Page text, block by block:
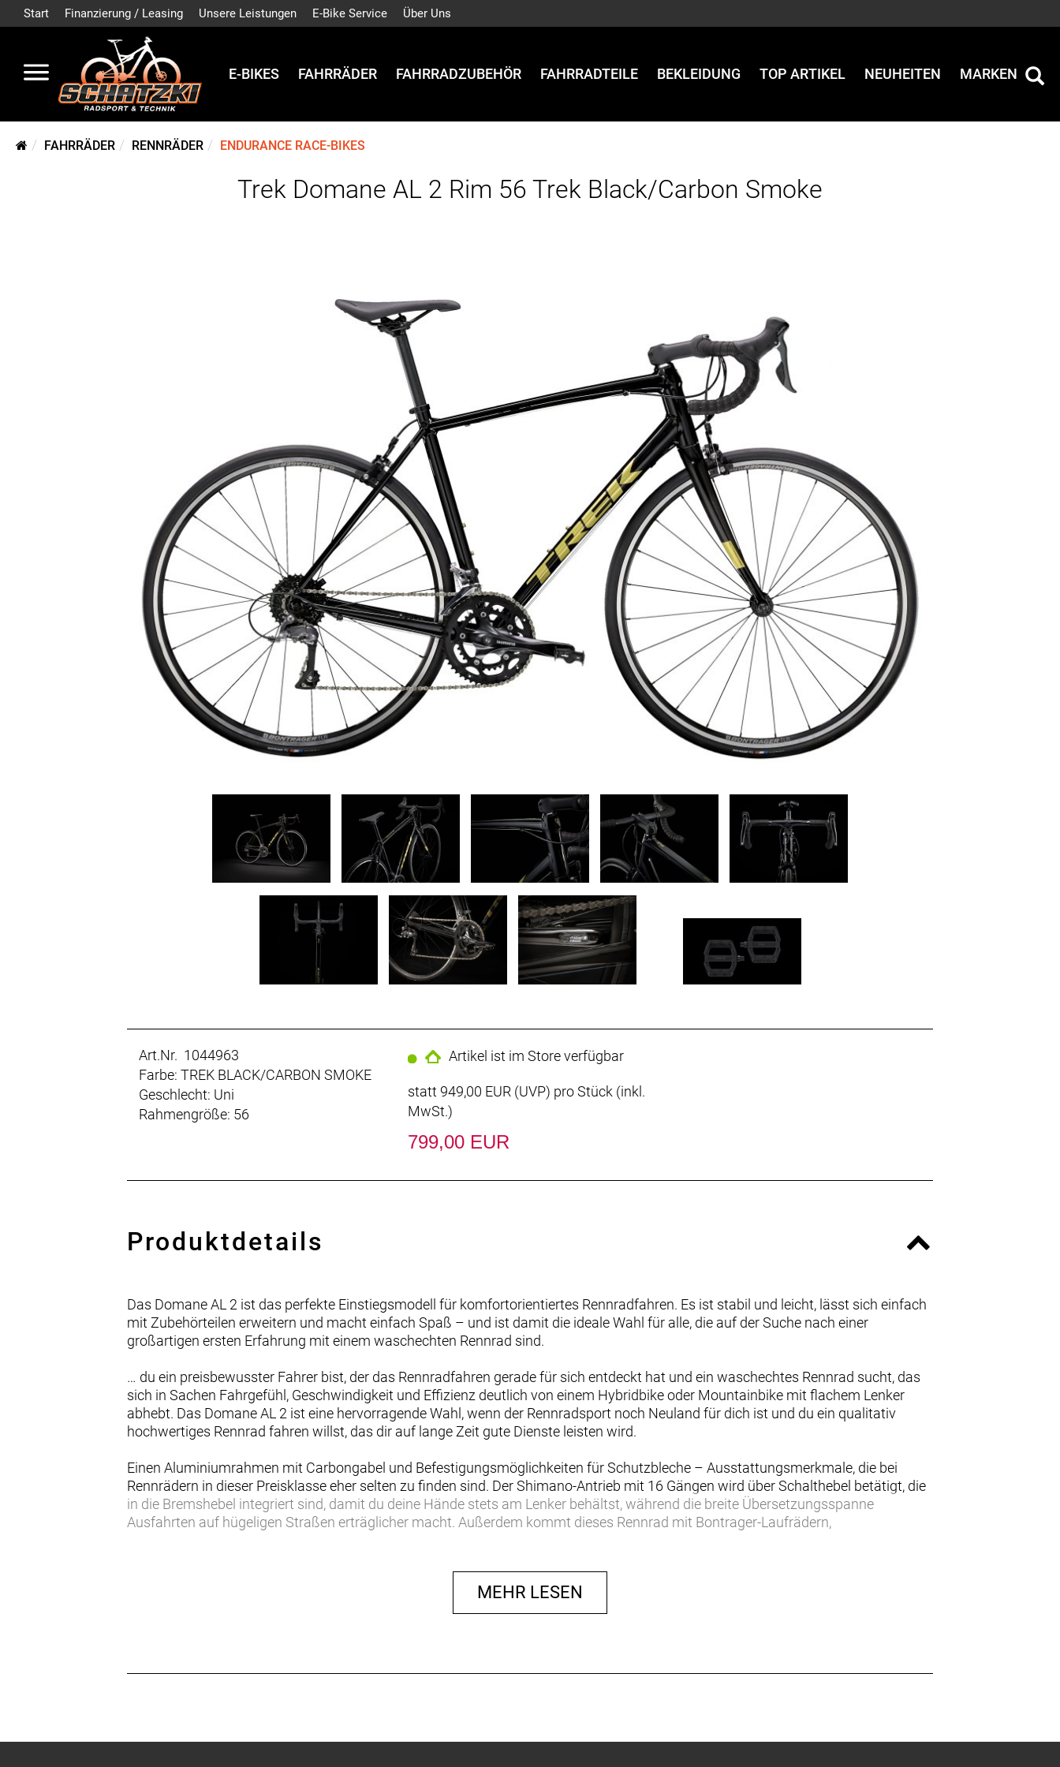
Start Finanzierung / Leasing Unsere Leistungen E-Bike Service Über Uns
E-BIKES FAHRRÄDER FAHRRADZUBEHÖR FAHRRADTEILE BEKLEIDUNG TOP ARTIKEL NEUHEITEN MARKEN
FAHRRÄDER RENNRÄDER ENDURANCE RACE-BIKES
Trek Domane AL 2 Rim 56 Trek Black/Carbon Smoke
Art.Nr. 1044963
Farbe: TREK BLACK/CARBON SMOKE
Geschlecht: Uni
Rahmengröße: 56
Artikel ist im Store verfügbar
statt 949,00 EUR (UVP) pro Stück (inkl.
MwSt.)
799,00 EUR
Produktdetails
Das Domane AL 2 ist das perfekte Einstiegsmodell für komfortorientiertes Rennradfahren. Es ist stabil und leicht, lässt sich einfach
mit Zubehörteilen erweitern und macht einfach Spaß – und ist damit die ideale Wahl für alle, die auf der Suche nach einer
großartigen ersten Erfahrung mit einem waschechten Rennrad sind.
… du ein preisbewusster Fahrer bist, der das Rennradfahren gerade für sich entdeckt hat und ein waschechtes Rennrad sucht, das
sich in Sachen Fahrgefühl, Geschwindigkeit und Effizienz deutlich von einem Hybridbike oder Mountainbike mit flachem Lenker
abhebt. Das Domane AL 2 ist eine hervorragende Wahl, wenn der Rennradsport noch Neuland für dich ist und du ein qualitativ
hochwertiges Rennrad fahren willst, das dir auf lange Zeit gute Dienste leisten wird.
Einen Aluminiumrahmen mit Carbongabel und Befestigungsmöglichkeiten für Schutzbleche – Ausstattungsmerkmale, die bei
Rennrädern in dieser Preisklasse eher selten zu finden sind. Der Shimano-Antrieb mit 16 Gängen wird über Schalthebel betätigt, die
in die Bremshebel integriert sind, damit du deine Hände stets am Lenker behältst, während die breite Übersetzungsspanne
Ausfahrten auf hügeligen Straßen erträglicher macht. Außerdem kommt dieses Rennrad mit Bontrager-Laufrädern,
Das Domane AL 2 markiert den idealen Einstieg in die komfortorientierte Rennradklasse. Es überzeugt mit einer großartigen, auf
Geschwindigkeit ausgelegten Geometrie, die allerdings weniger aggressiv als die der Rennmaschinen der Tour de France ist.
Außerdem ist es durch unsere lebenslange Garantie abgedeckt.
Arme vor Ermüdung zu schützen
MEHR LESEN